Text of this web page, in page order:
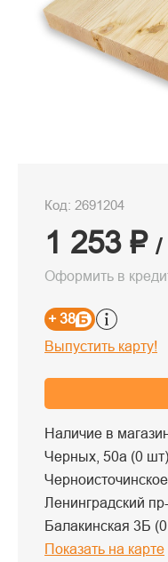
Код: 2691204
1 253 ₽ /
Оформить в
+ 38
Выпустить карту!
Наличие в
Черных, 50а (0 шт)
Ленинградский
Балакинская 3Б
Показать на карте